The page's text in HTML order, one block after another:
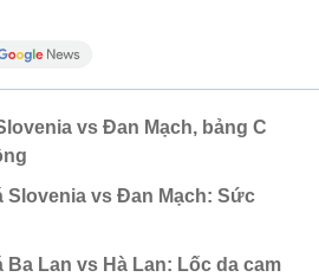
vs Đan Mạch, bảng C
Slovenia vs Đan Mạch: Sức
Ba Lan vs Hà Lan: Lốc da cam